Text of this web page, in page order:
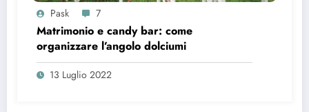
Pask 7
Matrimonio e candy bar: come
organizzare l’angolo dolciumi
13 Luglio 2022